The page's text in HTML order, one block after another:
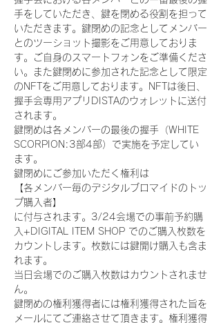
手をしていただき、鍵を閉める役割を担って
いただきます。鍵閉めの記念としてメンバー
とのツーショット撮影をご用意しておりま
す。ご自身のスマートフォンをご準備くださ
い。また鍵閉めに参加された記念として限定
のNFTをご用意しております。NFTは後日、
握手会専用アプリDISTAのウォレットに送付
されます。
鍵閉めは各メンバーの最後の握手（WHITE
SCORPION:3部4部）で実施を予定してい
ます。
鍵閉めにご参加いただく権利は
【各メンバー毎のデジタルブロマイドのトッ
プ購入者】
に付与されます。3/24会場での事前予約購
入+DIGITAL ITEM SHOP でのご購入枚数を
カウントします。枚数には鍵開け購入も含ま
れます。
当日会場でのご購入枚数はカウントされませ
ん。
鍵閉めの権利獲得者には権利獲得された旨を
メールにてご連絡させて頂きます。権利獲得